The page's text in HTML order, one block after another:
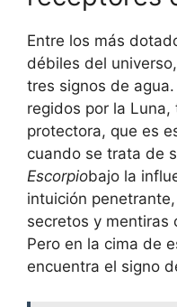
Entre los más
débiles del
tres signos de agua.
regidos por la
protectora, que es
cuando se trata de
Escorpiobajo la
intuición
secretos y mentiras
Pero en la cima de
encuentra el signo